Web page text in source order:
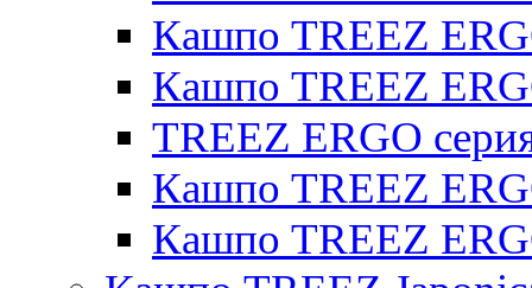
Кашпо TREEZ
Кашпо TREEZ
TREEZ ERGO
Кашпо TREEZ
Кашпо TREEZ